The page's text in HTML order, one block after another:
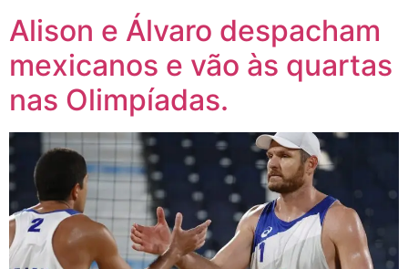
Alison e Álvaro despacham
mexicanos e vão às quartas
nas Olimpíadas.